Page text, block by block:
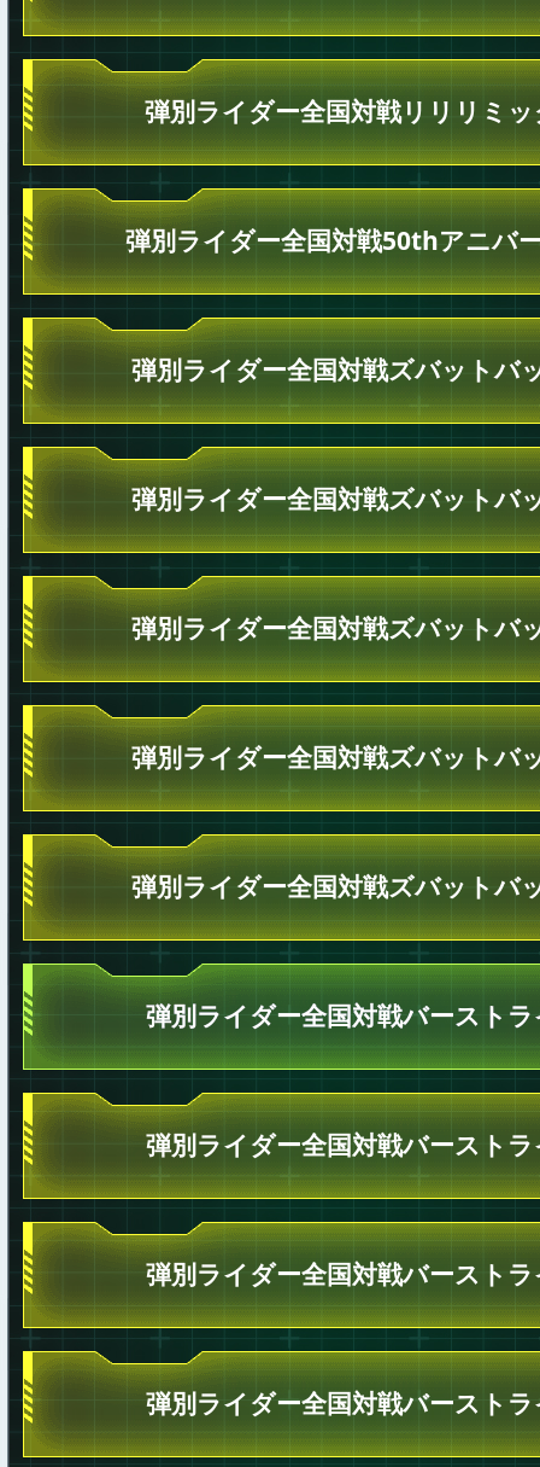
弾別ライダー全国対戦リリリミ
弾別ライダー全国対戦50thアニバ
弾別ライダー全国対戦ズバットバ
弾別ライダー全国対戦ズバットバ
弾別ライダー全国対戦ズバットバ
弾別ライダー全国対戦ズバットバ
弾別ライダー全国対戦ズバットバ
弾別ライダー全国対戦バースト
弾別ライダー全国対戦バースト
弾別ライダー全国対戦バースト
弾別ライダー全国対戦バースト